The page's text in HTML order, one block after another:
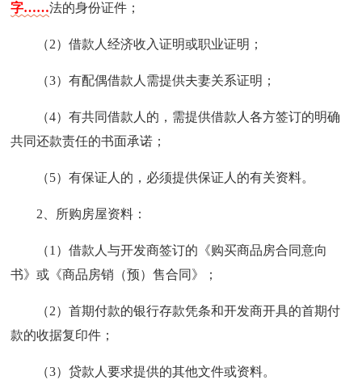
字……法的身份证件；
（2）借款人经济收入证明或职业证明；
（3）有配偶借款人需提供夫妻关系证明；
（4）有共同借款人的，需提供借款人各方签订的明确
共同还款责任的书面承诺；
（5）有保证人的，必须提供保证人的有关资料。
2、所购房屋资料：
（1）借款人与开发商签订的《购买商品房合同意向
书》或《商品房销（预）售合同》；
（2）首期付款的银行存款凭条和开发商开具的首期付
款的收据复印件；
（3）贷款人要求提供的其他文件或资料。